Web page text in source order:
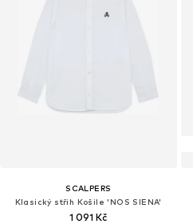
SCALPERS
Klasický střih Košile 'NOS SIENA'
1 091 Kč